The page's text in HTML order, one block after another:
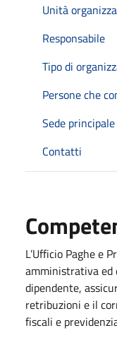
Unità
Responsabile
Tipo di
Persone che
Sede principale
Contatti
L’Ufficio Paghe e
amministrativa ed
dipendente,
retribuzioni e il
fiscali e